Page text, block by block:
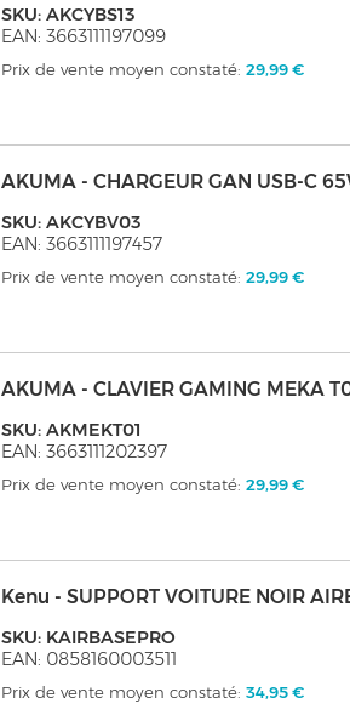
SKU: AKCYBS13
EAN: 3663111197099
Prix de vente moyen constaté:29,99 €
AKUMA - CHARGEUR GAN USB-C
SKU: AKCYBV03
EAN: 3663111197457
Prix de vente moyen constaté:29,99 €
AKUMA - CLAVIER GAMING MEKA
SKU: AKMEKT01
EAN: 3663111202397
Prix de vente moyen constaté:29,99 €
Kenu - SUPPORT VOITURE NOIR
SKU: KAIRBASEPRO
EAN: 0858160003511
Prix de vente moyen constaté:34,95 €